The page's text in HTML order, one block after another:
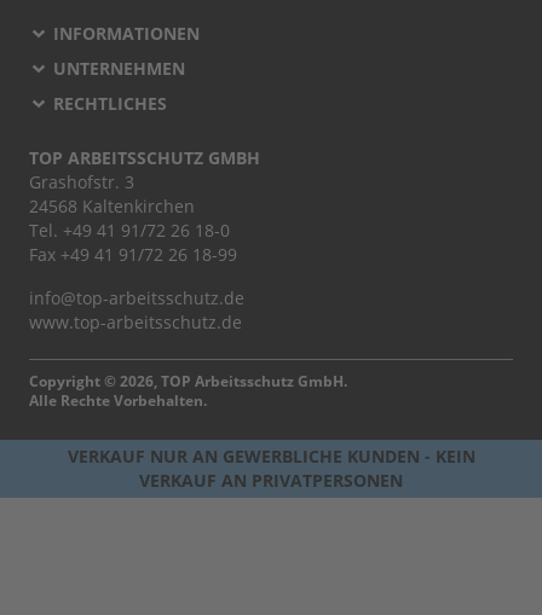
INFORMATIONEN
UNTERNEHMEN
RECHTLICHES
TOP ARBEITSSCHUTZ GMBH
Grashofstr. 3
24568 Kaltenkirchen
Tel. +49 41 91/72 26 18-0
Fax +49 41 91/72 26 18-99
info@top-arbeitsschutz.de
www.top-arbeitsschutz.de
Copyright © 2026, TOP Arbeitsschutz GmbH.
Alle Rechte Vorbehalten.
VERKAUF NUR AN GEWERBLICHE KUNDEN - KEIN
VERKAUF AN PRIVATPERSONEN